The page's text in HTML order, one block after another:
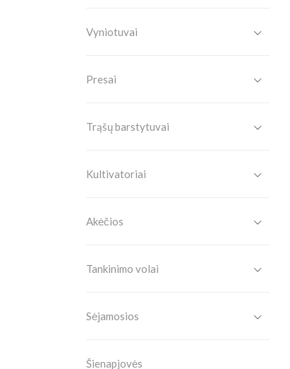
Vyniotuvai
Presai
Trąšų barstytuvai
Kultivatoriai
Akėčios
Tankinimo volai
Sėjamosios
Šienapjovės